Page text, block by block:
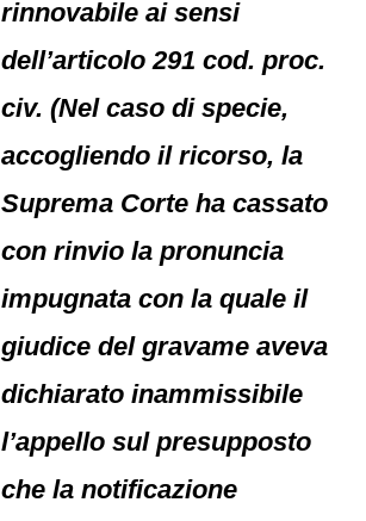
rinnovabile ai sensi
dell’articolo 291 cod. proc.
civ. (Nel caso di specie,
accogliendo il ricorso, la
Suprema Corte ha cassato
con rinvio la pronuncia
impugnata con la quale il
giudice del gravame aveva
dichiarato inammissibile
l’appello sul presupposto
che la notificazione